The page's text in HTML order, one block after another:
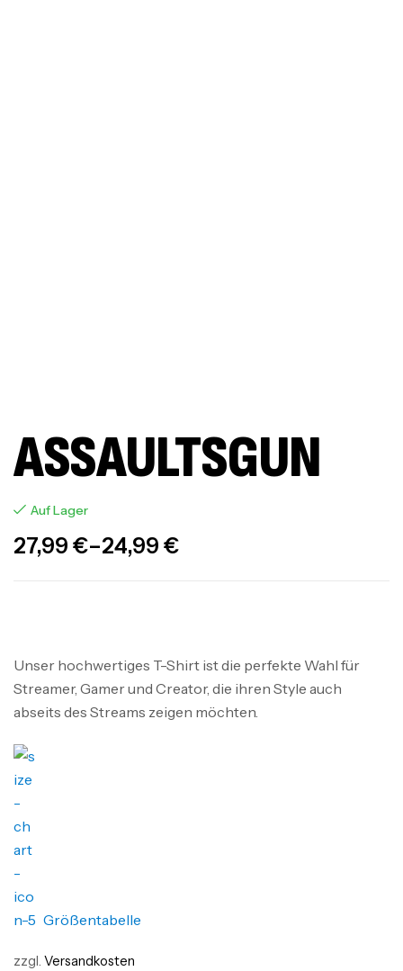
ASSAULTSGUN
Auf Lager
24,99 €
–
27,99 €
Unser hochwertiges T-Shirt ist die perfekte Wahl für
Streamer, Gamer und Creator, die ihren Style auch
abseits des Streams zeigen möchten.
Größentabelle
zzgl. Versandkosten